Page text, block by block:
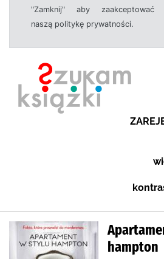
"Zamknij" aby zaakceptować
naszą politykę prywatności.
hampton